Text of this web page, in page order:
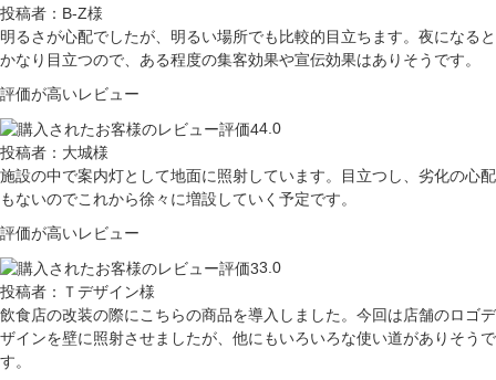
投稿者：B-Z様
明るさが心配でしたが、明るい場所でも比較的目立ちます。夜になると
かなり目立つので、ある程度の集客効果や宣伝効果はありそうです。
評価が高いレビュー
4.0
投稿者：大城様
施設の中で案内灯として地面に照射しています。目立つし、劣化の心配
もないのでこれから徐々に増設していく予定です。
評価が高いレビュー
3.0
投稿者：Ｔデザイン様
飲食店の改装の際にこちらの商品を導入しました。今回は店舗のロゴデ
ザインを壁に照射させましたが、他にもいろいろな使い道がありそうで
す。